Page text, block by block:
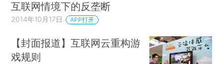
互联网情境下的反垄断
2014年10月17日 APP打开
【封面报道】互联网云重构游
戏规则